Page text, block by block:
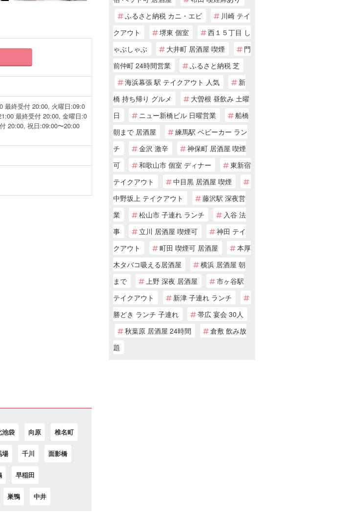
最終受付 20:00, 火曜日:09:0
最終受付 20:00, 金曜日:0
20:00, 祝日:09:00〜20:00
池袋 向原 椎名町
場 千川 面影橋
早稲田
巣鴨 中井
ふるさと納税 カニ・エビ
川崎 テイ
クアウト
堺東 個室
西１５丁目 し
ゃぶしゃぶ
大井町 居酒屋 喫煙
門
前仲町 24時間営業
ふるさと納税 芝
海浜幕張 駅 テイクアウト 人気
新
橋 持ち帰り グルメ
大曽根 昼飲み 土曜
日
ニュー新橋ビル 日曜営業
船橋
朝まで 居酒屋
練馬駅 ベビーカー ラン
チ
金沢 激辛
神保町 居酒屋 喫煙
可
和歌山市 個室 ディナー
東新宿
テイクアウト
中目黒 居酒屋 喫煙
中野坂上 テイクアウト
藤沢駅 深夜営
業
松山市 子連れ ランチ
入谷 法
事
立川 居酒屋 喫煙可
神田 テイ
クアウト
町田 喫煙可 居酒屋
本厚
木タバコ吸える居酒屋
横浜 居酒屋 朝
まで
上野 深夜 居酒屋
市ヶ谷駅
テイクアウト
新津 子連れ ランチ
勝どき ランチ 子連れ
帯広 宴会 30人
秋葉原 居酒屋 24時間
倉敷 飲み放
題